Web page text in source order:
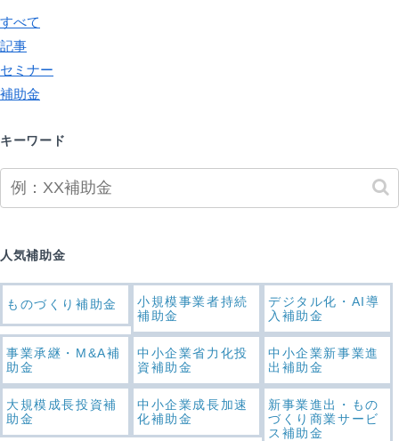
すべて
記事
セミナー
補助金
キーワード
人気補助金
ものづくり補助金
小規模事業者持続
補助金
デジタル化・AI導
入補助金
事業承継・M&A補
助金
中小企業省力化投
資補助金
中小企業新事業進
出補助金
大規模成長投資補
助金
中小企業成長加速
化補助金
新事業進出・もの
づくり商業サービ
ス補助金